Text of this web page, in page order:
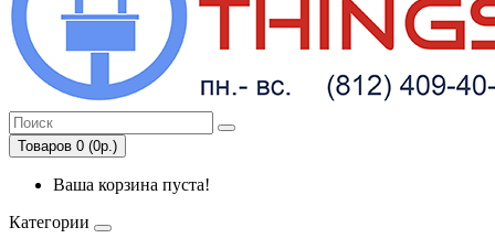
Товаров 0 (0р.)
Ваша корзина пуста!
Категории